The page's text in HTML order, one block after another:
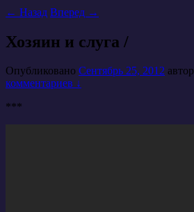
← Назад Вперед →
Хозяин и слуга /
Опубликовано Сентябрь 25, 2012 автор
комментариев ↓
***